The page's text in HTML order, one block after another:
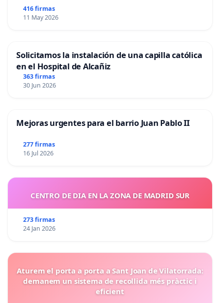
416 firmas
11 May 2026
Solicitamos la instalación de una capilla católica
en el Hospital de Alcañiz
363 firmas
30 Jun 2026
Mejoras urgentes para el barrio Juan Pablo II
277 firmas
16 Jul 2026
CENTRO DE DIA EN LA ZONA DE MADRID SUR
273 firmas
24 Jan 2026
Aturem el porta a porta a Sant Joan de Vilatorrada:
demanem un sistema de recollida més pràctic i
eficient